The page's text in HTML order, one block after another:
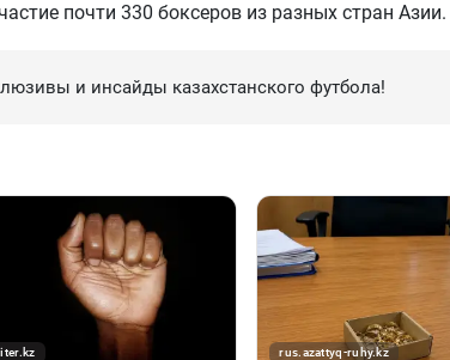
почти 330 боксеров из разных стран Азии.
и инсайды казахстанского футбола!